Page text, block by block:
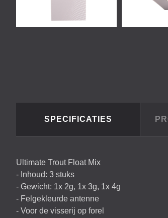
SPECIFICATIES
Ultimate Trout Float Mix
- Inhoud: 3 stuks
- Gewicht: 1x 2g, 1x 3g, 1x 4g
- Felgekleurde antenne
- Voor de visserij op forel